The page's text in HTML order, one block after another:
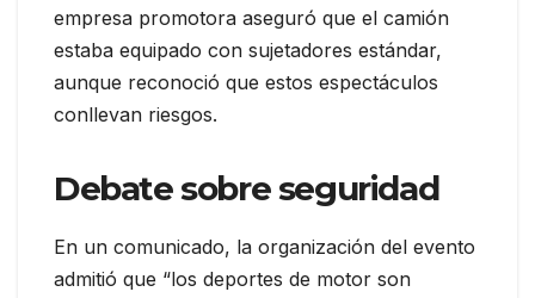
empresa promotora aseguró que el camión
estaba equipado con sujetadores estándar,
aunque reconoció que estos espectáculos
conllevan riesgos.
Debate sobre seguridad
En un comunicado, la organización del evento
admitió que “los deportes de motor son